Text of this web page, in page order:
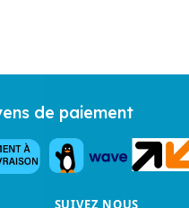
de paiement
SUIVEZ NOUS